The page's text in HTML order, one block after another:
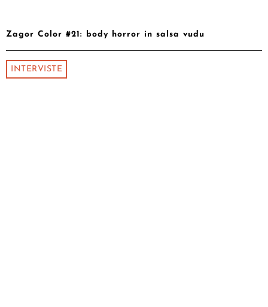
Zagor Color #21: body horror in salsa vudu
INTERVISTE